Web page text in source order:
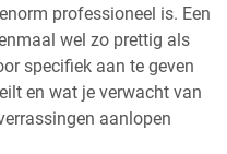
professioneel is. Een
wel zo prettig als
specifiek aan te geven
en wat je verwacht van
aanlopen